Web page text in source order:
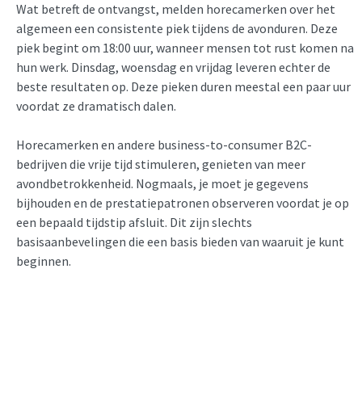
Wat betreft de ontvangst, melden horecamerken over het
algemeen een consistente piek tijdens de avonduren. Deze
piek begint om 18:00 uur, wanneer mensen tot rust komen na
hun werk. Dinsdag, woensdag en vrijdag leveren echter de
beste resultaten op. Deze pieken duren meestal een paar uur
voordat ze dramatisch dalen.
Horecamerken en andere business-to-consumer B2C-
bedrijven die vrije tijd stimuleren, genieten van meer
avondbetrokkenheid. Nogmaals, je moet je gegevens
bijhouden en de prestatiepatronen observeren voordat je op
een bepaald tijdstip afsluit. Dit zijn slechts
basisaanbevelingen die een basis bieden van waaruit je kunt
beginnen.